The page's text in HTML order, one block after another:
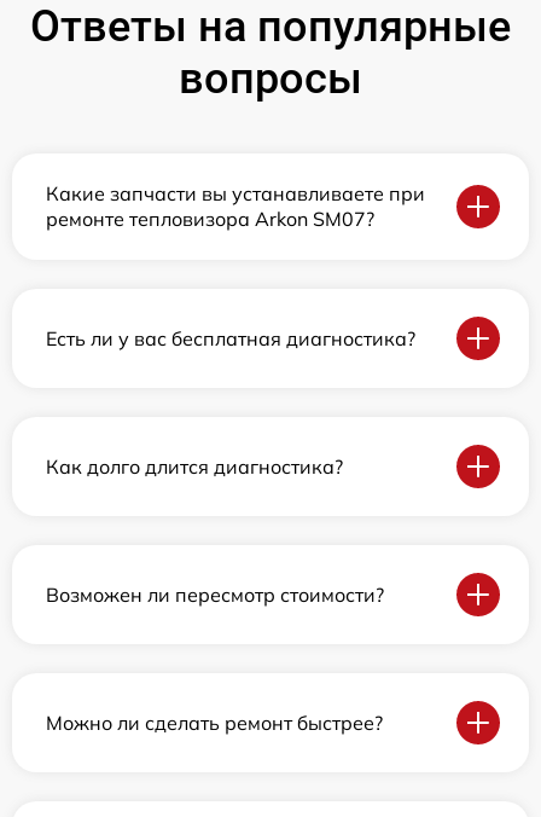
Ответы на популярные
вопросы
Какие запчасти вы устанавливаете при
ремонте тепловизора Arkon SM07?
Есть ли у вас бесплатная диагностика?
Как долго длится диагностика?
Возможен ли пересмотр стоимости?
Можно ли сделать ремонт быстрее?